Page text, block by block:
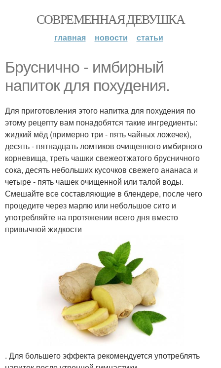
СОВРЕМЕННАЯ ДЕВУШКА
главная новости статьи
Бруснично - имбирный
напиток для похудения.
Для приготовления этого напитка для похудения по
этому рецепту вам понадобятся такие ингредиенты:
жидкий мёд (примерно три - пять чайных ложечек),
десять - пятнадцать ломтиков очищенного имбирного
корневища, треть чашки свежеотжатого брусничного
сока, десять небольших кусочков свежего ананаса и
четыре - пять чашек очищенной или талой воды.
Смешайте все составляющие в блендере, после чего
процедите через марлю или небольшое сито и
употребляйте на протяжении всего дня вместо
привычной жидкости
. Для большего эффекта рекомендуется употреблять